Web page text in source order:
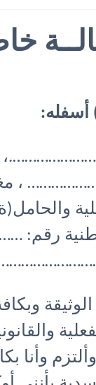
أسفله:
،
رقم:
وأنا